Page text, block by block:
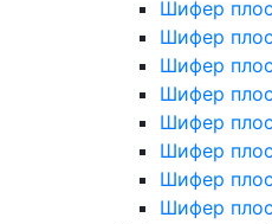
Шифер
Шифер
Шифер
Шифер
Шифер
Шифер
Шифер
Шифер